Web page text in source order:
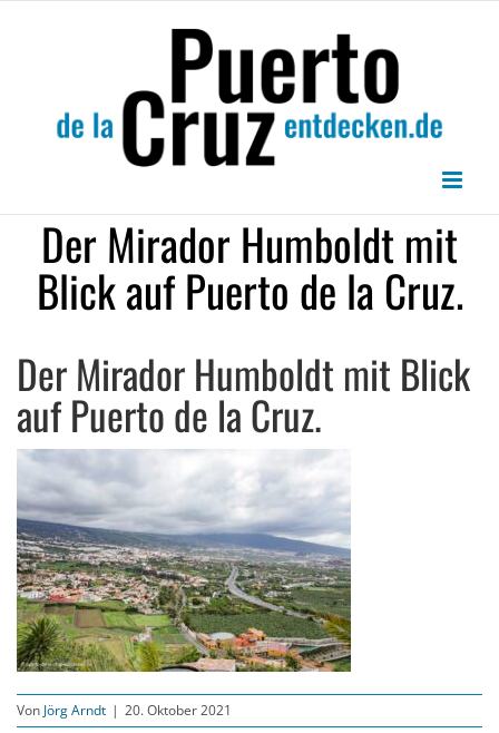
Der Mirador Humboldt mit
Blick auf Puerto de la Cruz.
Der Mirador Humboldt mit Blick
auf Puerto de la Cruz.
Von Jörg Arndt | 20. Oktober 2021